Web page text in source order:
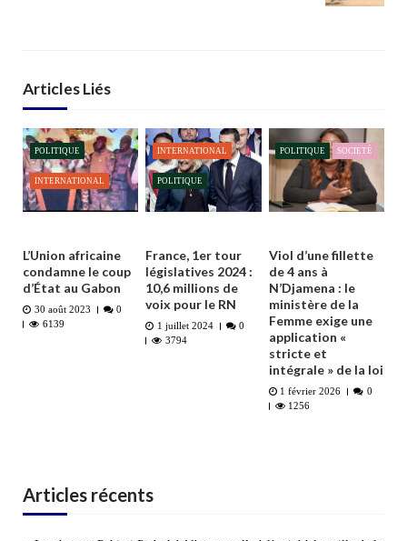
Articles Liés
POLITIQUE
INTERNATIONAL
L’Union africaine
condamne le coup
d’État au Gabon
30 août 2023
0
6139
INTERNATIONAL
POLITIQUE
France, 1er tour
législatives 2024 :
10,6 millions de
voix pour le RN
1 juillet 2024
0
3794
POLITIQUE SOCIETÉ
Viol d’une fillette
de 4 ans à
N’Djamena : le
ministère de la
Femme exige une
application «
stricte et
intégrale » de la loi
1 février 2026
0
1256
Articles récents